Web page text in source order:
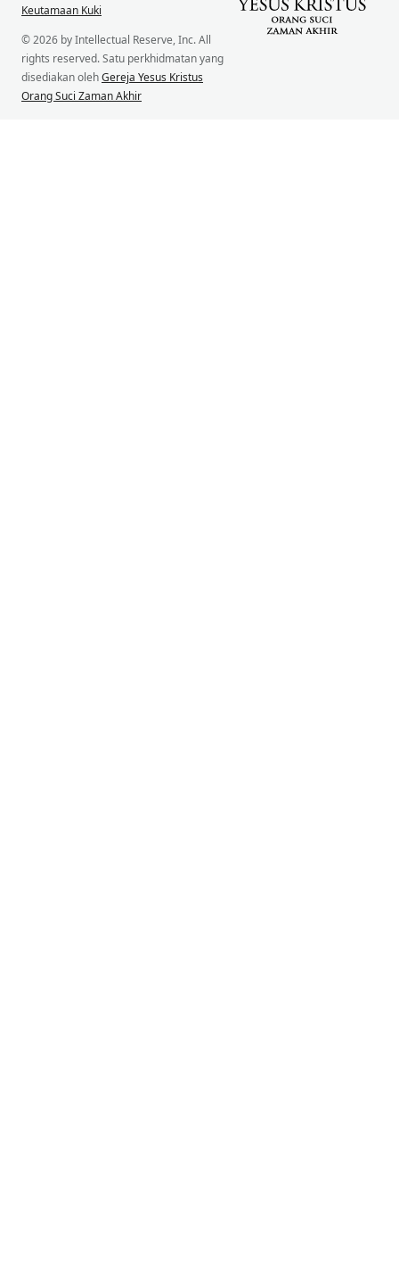
Keutamaan Kuki
© 2026 by Intellectual Reserve, Inc. All
rights reserved. Satu perkhidmatan yang
disediakan olehGereja Yesus Kristus
Orang Suci Zaman Akhir